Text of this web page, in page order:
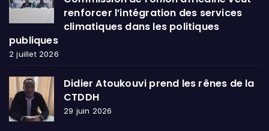
renforcer l’intégration des services
climatiques dans les politiques
publiques
2 juillet 2026
Didier Atoukouvi prend les rênes de la
CTDDH
29 juin 2026